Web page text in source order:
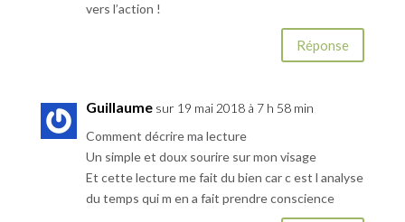
vers l’action !
Réponse
Guillaume sur 19 mai 2018 à 7 h 58 min
Comment décrire ma lecture
Un simple et doux sourire sur mon visage
Et cette lecture me fait du bien car c est l analyse
du temps qui m en a fait prendre conscience